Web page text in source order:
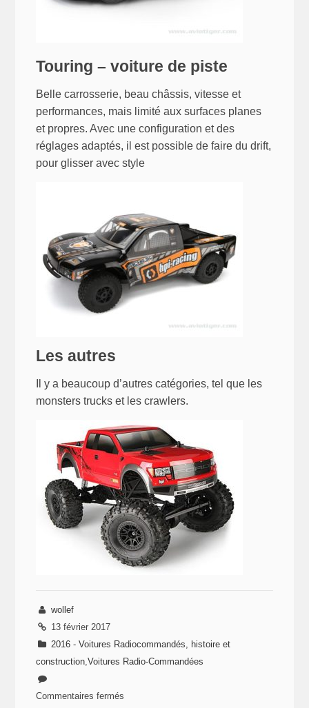
Touring – voiture de piste
Belle carrosserie, beau châssis, vitesse et
performances, mais limité aux surfaces planes
et propres. Avec une configuration et des
réglages adaptés, il est possible de faire du drift,
pour glisser avec style
Les autres
Il y a beaucoup d’autres catégories, tel que les
monsters trucks et les crawlers.
wollef
13 février 2017
2016 - Voitures Radiocommandés, histoire et
construction ,Voitures Radio-Commandées
Commentaires fermés